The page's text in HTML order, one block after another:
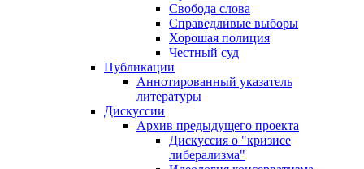
Свобода слова
Справедливые выборы
Хорошая полиция
Честный суд
Публикации
Аннотированный указатель
литературы
Дискуссии
Архив предыдущего проекта
Дискуссия о "кризисе
либерализма"